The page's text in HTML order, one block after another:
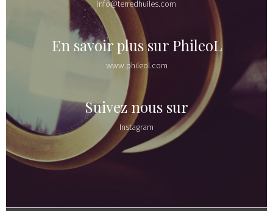
info@terredhuiles.com
En savoir plus sur PhileoL
www.phileol.com
Suivez nous sur
Instagram